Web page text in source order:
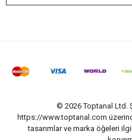
© 2026 Toptanal Ltd.
https://www.toptanal.com
tasarımlar ve marka öğeleri